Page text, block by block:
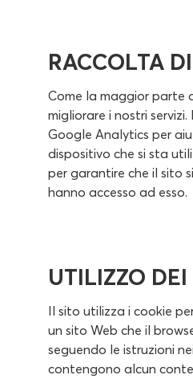
RACCOLTA
Come la maggior parte
migliorare i nostri
Google Analytics per
dispositivo che si sta
per garantire che il sito
hanno accesso ad esso.
UTILIZZO
Il sito utilizza i cookie
un sito Web che il
seguendo le istruzioni
contengono alcun